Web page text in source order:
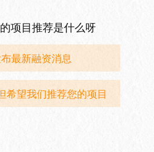
项目推荐是什么呀
最新融资消息
希望我们推荐您的项目